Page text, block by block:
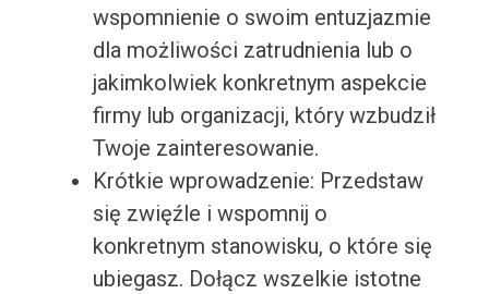
wspomnienie o swoim entuzjazmie
dla możliwości zatrudnienia lub o
jakimkolwiek konkretnym aspekcie
firmy lub organizacji, który wzbudził
Twoje zainteresowanie.
Krótkie wprowadzenie: Przedstaw
się zwięźle i wspomnij o
konkretnym stanowisku, o które się
ubiegasz. Dołącz wszelkie istotne